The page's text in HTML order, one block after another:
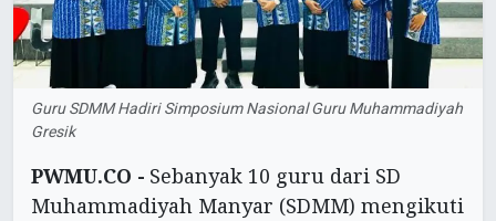
Guru SDMM Hadiri Simposium Nasional Guru Muhammadiyah
Gresik
PWMU.CO - Sebanyak 10 guru dari SD
Muhammadiyah Manyar (SDMM) mengikuti